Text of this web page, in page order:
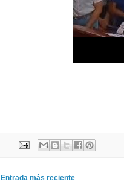
Entrada más reciente